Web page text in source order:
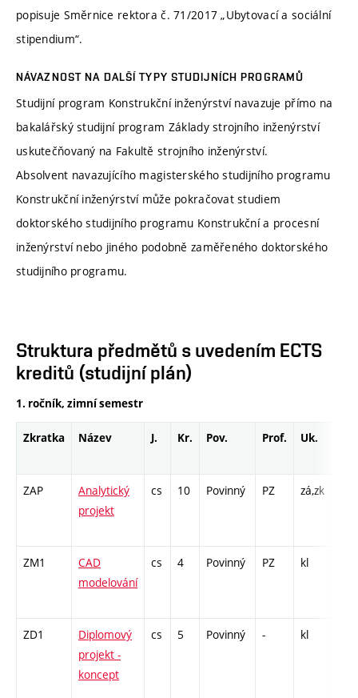
popisuje Směrnice rektora č. 71/2017 „Ubytovací a sociální
stipendium“.
NÁVAZNOST NA DALŠÍ TYPY STUDIJNÍCH PROGRAMŮ
Studijní program Konstrukční inženýrství navazuje přímo na
bakalářský studijní program Základy strojního inženýrství
uskutečňovaný na Fakultě strojního inženýrství.
Absolvent navazujícího magisterského studijního programu
Konstrukční inženýrství může pokračovat studiem
doktorského studijního programu Konstrukční a procesní
inženýrství nebo jiného podobně zaměřeného doktorského
studijního programu.
Struktura předmětů s uvedením ECTS
kreditů (studijní plán)
1. ročník, zimní semestr
Zkratka Název J. Kr. Pov. Prof. Uk.
ZAP
Analytický
projekt
cs 10 Povinný PZ zá,zk
ZM1
CAD
modelování
cs 4 Povinný PZ kl
ZD1
Diplomový
projekt -
koncept
cs 5 Povinný - kl